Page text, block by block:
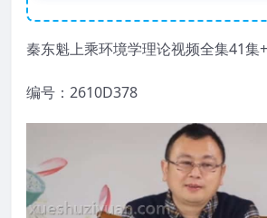
秦东魁上乘环境学理论视频全集41集
编号：2610D378